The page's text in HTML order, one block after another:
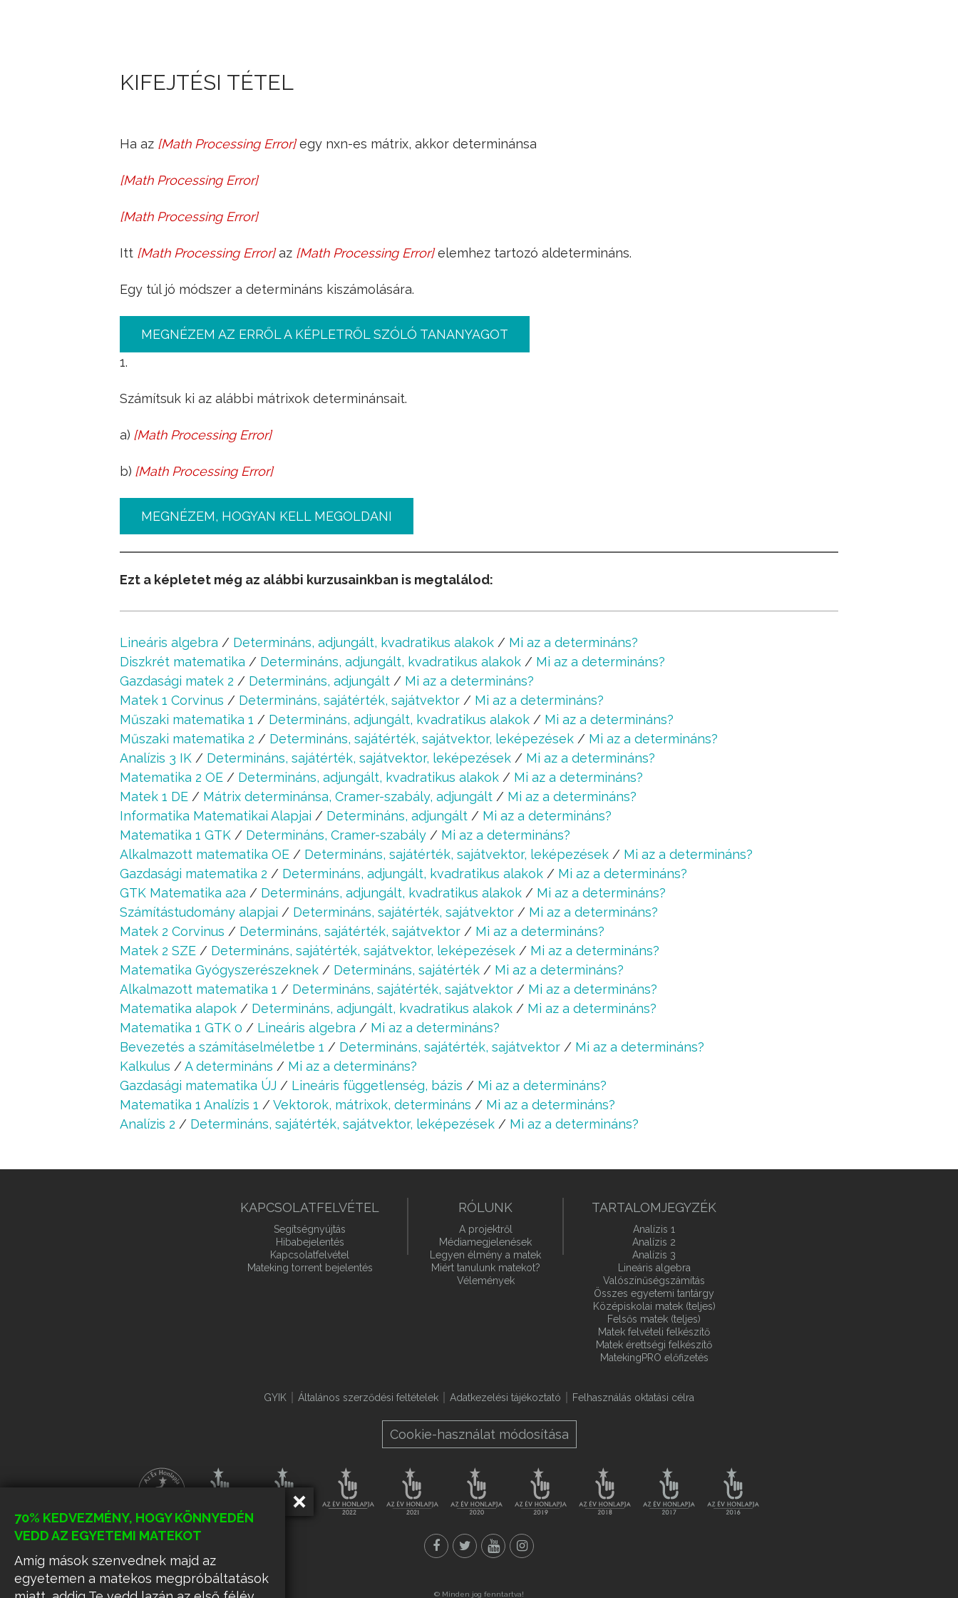
70% KEDVEZMÉNY, HOGY KÖNNYEDÉN
VEDD AZ EGYETEMI MATEKOT
Amíg mások szenvednek majd az
egyetemen a matekos megpróbáltatások
KIFEJTÉSI TÉTEL
Ha az [Math Processing Error]
A egy nxn-es mátrix, akkor determinánsa
[Math Processing Error]
A=
a1na21a22…
an 1an2…
[Math Processing Error]
det(A) =∑j=1n(−1)i+jaij⋅det
Itt [Math Processing Error]
det(Ai ) az [Math Processing Error]
aij elemhez tartozó aldetermináns.
Egy túl jó módszer a determináns kiszámolására.
MEGNÉZEM AZ ERRŐL A KÉPLETRŐL SZÓLÓ TANANYAGOT
1.
Számítsuk ki az alábbi mátrixok determinánsait.
a) [Math Processing Error]
A=
b) [Math Processing Error]
A=
MEGNÉZEM, HOGYAN KELL MEGOLDANI
Ezt a képletet még az alábbi kurzusainkban is megtalálod:
Lineáris algebra / Determináns, adjungált, kvadratikus alakok / Mi az a determináns?
Diszkrét matematika / Determináns, adjungált, kvadratikus alakok / Mi az a determináns?
Gazdasági matek 2 / Determináns, adjungált / Mi az a determináns?
Matek 1 Corvinus / Determináns, sajátérték, sajátvektor / Mi az a determináns?
Műszaki matematika 1 / Determináns, adjungált, kvadratikus alakok / Mi az a determináns?
Műszaki matematika 2 / Determináns, sajátérték, sajátvektor, leképezések / Mi az a determináns?
Analízis 3 IK / Determináns, sajátérték, sajátvektor, leképezések / Mi az a determináns?
Matematika 2 OE / Determináns, adjungált, kvadratikus alakok / Mi az a determináns?
Matek 1 DE / Mátrix determinánsa, Cramer-szabály, adjungált / Mi az a determináns?
Informatika Matematikai Alapjai / Determináns, adjungált / Mi az a determináns?
Matematika 1 GTK / Determináns, Cramer-szabály / Mi az a determináns?
Alkalmazott matematika OE / Determináns, sajátérték, sajátvektor, leképezések / Mi az a determináns?
Gazdasági matematika 2 / Determináns, adjungált, kvadratikus alakok / Mi az a determináns?
GTK Matematika a2a / Determináns, adjungált, kvadratikus alakok / Mi az a determináns?
Számítástudomány alapjai / Determináns, sajátérték, sajátvektor / Mi az a determináns?
Matek 2 Corvinus / Determináns, sajátérték, sajátvektor / Mi az a determináns?
Matek 2 SZE / Determináns, sajátérték, sajátvektor, leképezések / Mi az a determináns?
Matematika Gyógyszerészeknek / Determináns, sajátérték / Mi az a determináns?
Alkalmazott matematika 1 / Determináns, sajátérték, sajátvektor / Mi az a determináns?
Matematika alapok / Determináns, adjungált, kvadratikus alakok / Mi az a determináns?
Matematika 1 GTK 0 / Lineáris algebra / Mi az a determináns?
Bevezetés a számításelméletbe 1 / Determináns, sajátérték, sajátvektor / Mi az a determináns?
Kalkulus / A determináns / Mi az a determináns?
Gazdasági matematika ÚJ / Lineáris függetlenség, bázis / Mi az a determináns?
Matematika 1 Analízis 1 / Vektorok, mátrixok, determináns / Mi az a determináns?
Analízis 2 / Determináns, sajátérték, sajátvektor, leképezések / Mi az a determináns?
KAPCSOLATFELVÉTEL
Segítségnyújtás
Hibabejelentés
Kapcsolatfelvétel
Mateking torrent bejelentés
RÓLUNK
A projektről
Médiamegjelenések
Legyen élmény a matek
Miért tanulunk matekot?
Vélemények
TARTALOMJEGYZÉK
Analízis 1
Analízis 2
Analízis 3
Lineáris algebra
Valószínűségszámítás
Összes egyetemi tantárgy
Középiskolai matek (teljes)
Felsős matek (teljes)
Matek felvételi felkészítő
Matek érettségi felkészítő
MatekingPRO előfizetés
GYIK Általános szerződési feltételek Adatkezelési tájékoztató Felhasználás oktatási célra
Cookie-használat módosítása
© Minden jog fenntartva!